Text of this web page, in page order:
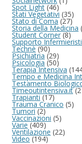
Spot Light(46)
Stati Vegetativi (35)
Stato di Coma(27)
Storia della Medicina
Student Corner(8)
Supporto
Technè(90)
Psichiatria (29)
Psicologia (50)
Terapia Intensiva
Tempo e Medicina
Testamento
Timeoutintensiva.it
Trapianti(17)
Trauma Cranico (5)
Tumori(2)
Vaccinazioni (5)
Varie(409)
Ventilazione (22)
Video(194)